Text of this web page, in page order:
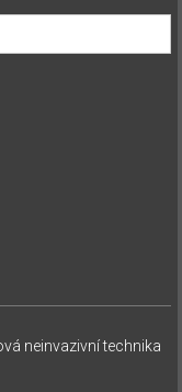
neinvazivní technika